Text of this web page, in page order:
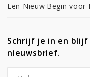
Een Nieuw Begin voor
Schrijf je in en blijf
nieuwsbrief.